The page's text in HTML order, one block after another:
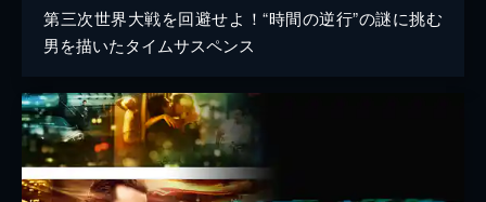
第三次世界大戦を回避せよ！“時間の逆行”の謎に挑む
男を描いたタイムサスペンス